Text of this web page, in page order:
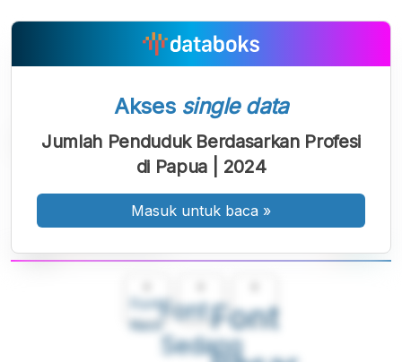
Font
Kecil
Font
Sedang
Font
Akses single data
Jumlah Penduduk Berdasarkan Profesi
di Papua | 2024
Masuk untuk baca »